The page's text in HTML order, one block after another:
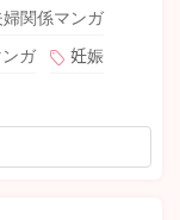
婦関係マンガ
ガ
妊娠